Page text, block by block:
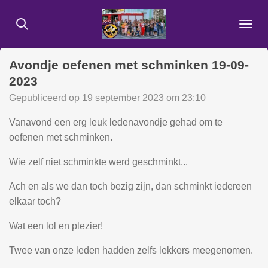
direct
hoofdinhoud
Avondje oefenen met schminken 19-09-
2023
Gepubliceerd op 19 september 2023 om 23:10
Vanavond een erg leuk ledenavondje gehad om te
oefenen met schminken.
Wie zelf niet schminkte werd geschminkt...
Ach en als we dan toch bezig zijn, dan schminkt iedereen
elkaar toch?
Wat een lol en plezier!
Twee van onze leden hadden zelfs lekkers meegenomen.